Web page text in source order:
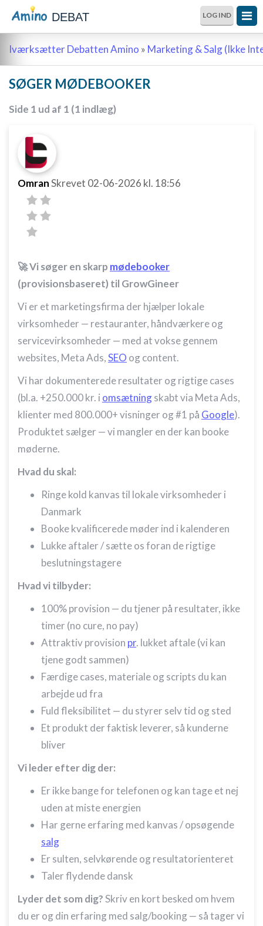
DEBAT LOG IND
Iværksætter Debatten Amino » Marketing & Salg (Ikke
SØGER MØDEBOOKER
Side 1 ud af 1 (1 indlæg)
OmranSkrevet 02-06-2026 kl. 18:56
🚀 Vi søger en skarp mødebooker
(provisionsbaseret) til GrowGineer
Vi er et marketingsfirma der hjælper lokale
virksomheder — restauranter, håndværkere og
servicevirksomheder — med at vokse gennem
websites, Meta Ads,SEO og content.
Vi har dokumenterede resultater og rigtige cases
(bl.a. +250.000 kr. i omsætningskabt via Meta Ads,
klienter med 800.000+ visninger og #1 på Google).
Produktet sælger — vi mangler en der kan booke
møderne.
Hvad du skal:
Ringe kold kanvas til lokale virksomheder i
Danmark
Booke kvalificerede møder ind i kalenderen
Lukke aftaler / sætte os foran de rigtige
beslutningstagere
Hvad vi tilbyder:
100% provision — du tjener på resultater, ikke
timer (no cure, no pay)
Attraktiv provision pr. lukket aftale (vi kan
tjene godt sammen)
Færdige cases, materiale og scripts du kan
arbejde ud fra
Fuld fleksibilitet — du styrer selv tid og sted
Et produkt der faktisk leverer, så kunderne
bliver
Vi leder efter dig der:
Er ikke bange for telefonen og kan tage et nej
uden at miste energien
Har gerne erfaring med kanvas / opsøgende
salg
Er sulten, selvkørende og resultatorienteret
Taler flydende dansk
Lyder det som dig?Skriv en kort besked om hvem
du er og din erfaring med salg/booking — så tager vi